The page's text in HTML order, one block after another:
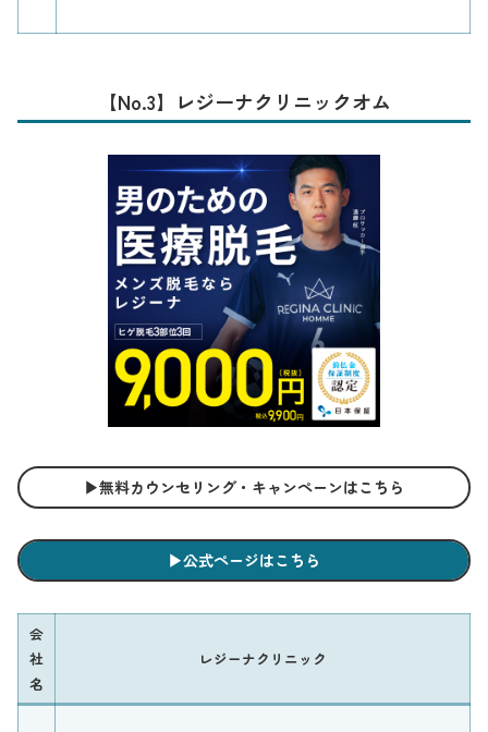
【No.3】レジーナクリニックオム
▶︎無料カウンセリング・キャンペーンはこちら
▶︎公式ページはこちら
会
社
名
レジーナクリニック